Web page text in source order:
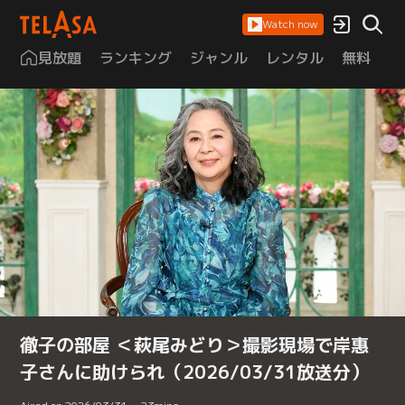
Watch now
見放題 ランキング ジャンル レンタル 無料
徹子の部屋 ＜萩尾みどり＞撮影現場で岸惠
子さんに助けられ（2026/03/31放送分）